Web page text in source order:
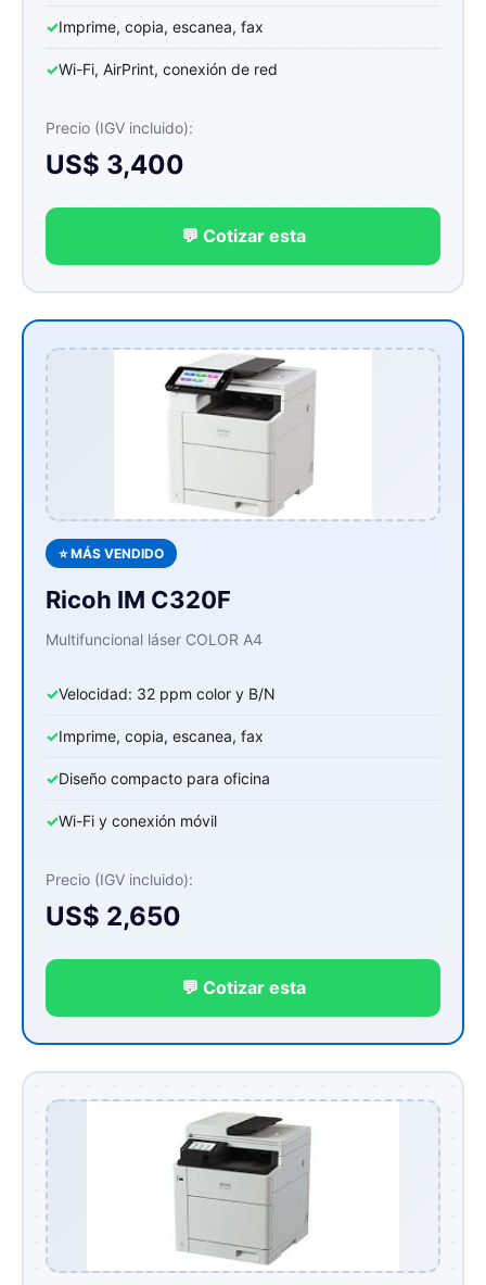
✓Imprime, copia, escanea, fax
✓Wi-Fi, AirPrint, conexión de red
Precio (IGV incluido):
US$ 3,400
💬 Cotizar esta
⭐ MÁS VENDIDO
Ricoh IM C320F
Multifuncional láser COLOR A4
✓Velocidad: 32 ppm color y B/N
✓Imprime, copia, escanea, fax
✓Diseño compacto para oficina
✓Wi-Fi y conexión móvil
Precio (IGV incluido):
US$ 2,650
💬 Cotizar esta